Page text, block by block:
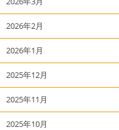
2026年2月
2026年1月
2025年12月
2025年11月
2025年10月